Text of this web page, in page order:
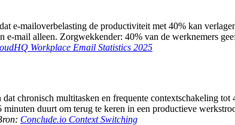
e-mailoverbelasting de productiviteit met 40% kan
mail alleen. Zorgwekkender: 40% van de werknemers
Workplace Email Statistics 2025
chronisch multitasken en frequente contextschakeling tot
duurt om terug te keren in een productieve
Conclude.io Context Switching